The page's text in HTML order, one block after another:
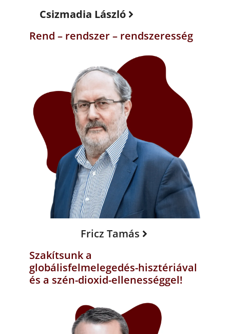
Csizmadia László
Rend – rendszer – rendszeresség
Fricz Tamás
Szakítsunk a
globálisfelmelegedés-hisztériával
és a szén-dioxid-ellenességgel!